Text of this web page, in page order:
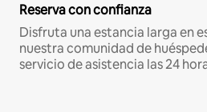
Reserva con confianza
Disfruta una estancia larga en
nuestra comunidad de
servicio de asistencia las 24